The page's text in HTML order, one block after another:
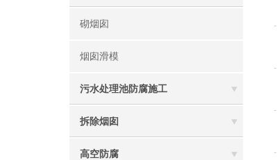
砌烟囱
烟囱滑模
污水处理池防腐施工
拆除烟囱
高空防腐